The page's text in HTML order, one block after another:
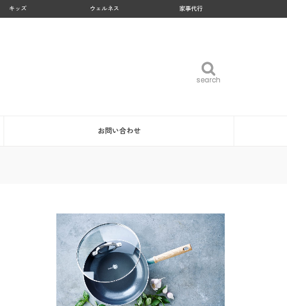
キッズ ウェルネス 家事代行
search
search
お問い合わせ